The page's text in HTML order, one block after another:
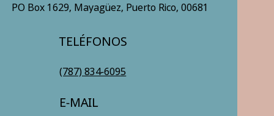
TELÉFONOS
(787) 834-6095
E-MAIL
PO Box 1629, Mayagüez, Puerto Rico, 00681